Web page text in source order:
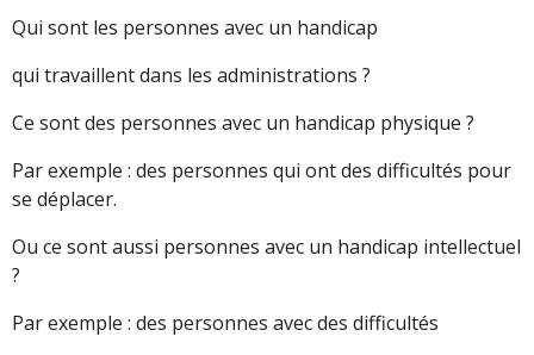
Qui sont les personnes avec un handicap
qui travaillent dans les administrations ?
Ce sont des personnes avec un handicap physique ?
Par exemple : des personnes qui ont des difficultés pour
se déplacer.
Ou ce sont aussi personnes avec un handicap intellectuel
?
Par exemple : des personnes avec des difficultés